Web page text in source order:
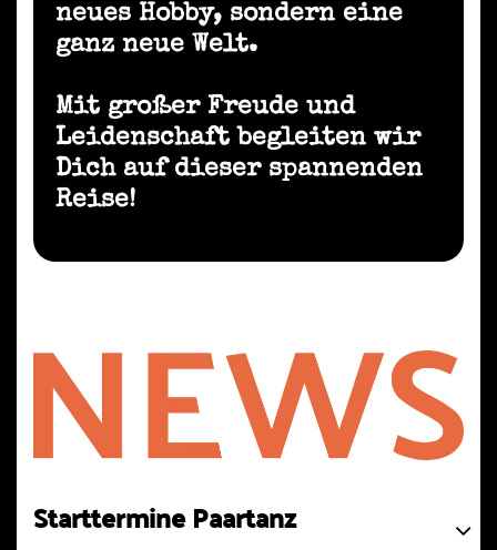
neues Hobby, sondern eine
ganz neue Welt.
Mit großer Freude und
Leidenschaft begleiten wir
Dich auf dieser spannenden
Reise!
Starttermine Paartanz